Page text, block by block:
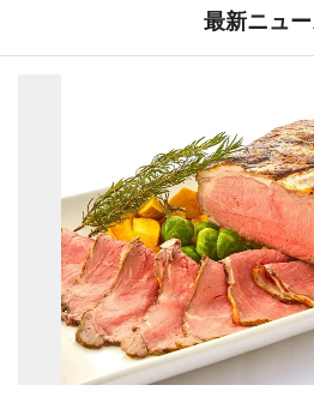
最新ニュ